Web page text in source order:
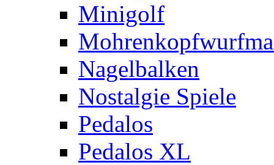
Minigolf
Nagelbalken
Nostalgie Spiele
Pedalos
Pedalos XL